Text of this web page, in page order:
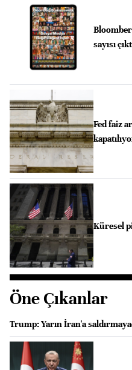
sayısı
Fed faiz
Küresel
Öne Çıkanlar
Trump: Yarın İran'a